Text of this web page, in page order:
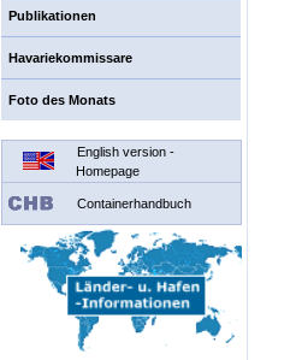
Publikationen
Havariekommissare
Foto des Monats
English version -
Homepage
Containerhandbuch